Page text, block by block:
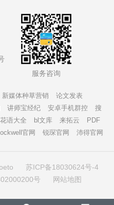
服务咨询
新媒体种草营销
论文发表
讲师宝经纪 安卓手机群控
搜
花语大全 bl文库 来拓云
PDF
官网 锐琛官网
沛得官网
苏ICP备18030624号-4
号
网站地图